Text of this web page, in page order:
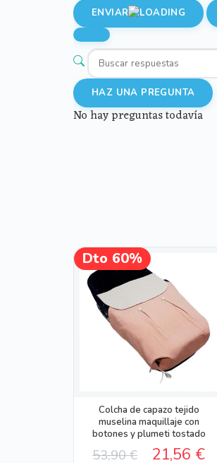
ENVIAR
HAZ UNA PREGUNTA
No hay preguntas todavía
Dto 60%
Colcha de capazo tejido
muselina maquillaje con
botones y plumeti tostado
¡OFERTA!
53,90€ El
21,56€El